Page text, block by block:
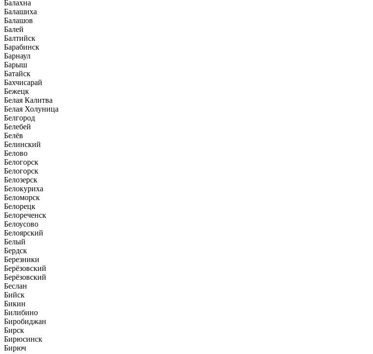
Балахна
Балашиха
Балашов
Балей
Балтийск
Барабинск
Барнаул
Барыш
Батайск
Бахчисарай
Бежецк
Белая Калитва
Белая Холуница
Белгород
Белебей
Белёв
Белинский
Белово
Белогорск
Белогорск
Белозерск
Белокуриха
Беломорск
Белорецк
Белореченск
Белоусово
Белоярский
Белый
Бердск
Березники
Берёзовский
Берёзовский
Беслан
Бийск
Бикин
Билибино
Биробиджан
Бирск
Бирюсинск
Бирюч